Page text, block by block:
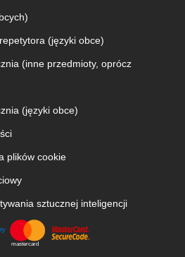
(języki obce)
(inne przedmioty, oprócz
(języki obce)
plików cookie
sztucznej inteligencji